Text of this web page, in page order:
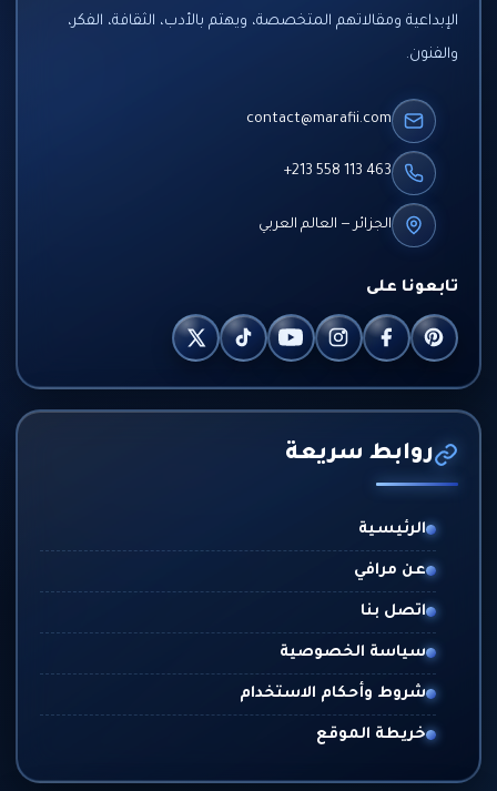
الإبداعية ومقالاتهم المتخصصة، ويهتم بالأدب، الثقافة، الفكر،
والفنون.
contact@marafii.com
+213 558 113 463
الجزائر — العالم العربي
تابعونا على
روابط سريعة
الرئيسية
عن مرافي
اتصل بنا
سياسة الخصوصية
شروط وأحكام الاستخدام
خريطة الموقع